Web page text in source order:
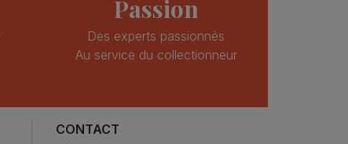
Passion
Des experts passionnés
Au service du collectionneur
CONTACT